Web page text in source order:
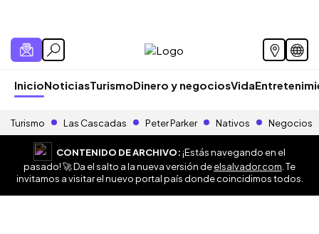
InicioNoticiasTurismoDinero y negociosVida
Turismo Las Cascadas Peter Parker Nativos Negocios
CONTENIDO DE ARCHIVO:¡Estás navegando en el
pasado! 🚀 Da el salto a la nueva versión deelsalvador.com . Te
invitamos a visitar el nuevo portal país donde coincidimos todos.